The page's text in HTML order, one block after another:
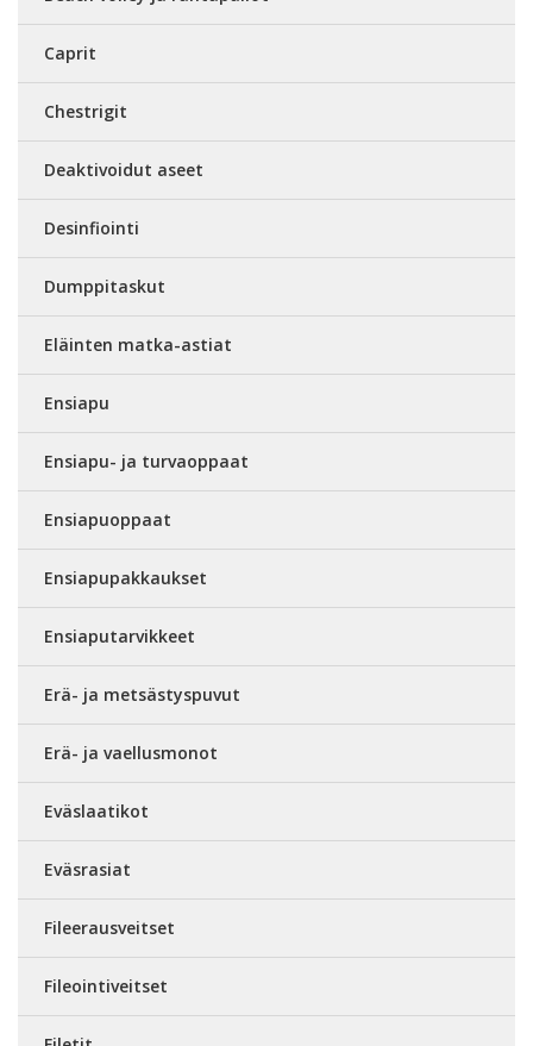
Caprit
Chestrigit
Deaktivoidut aseet
Desinfiointi
Dumppitaskut
Eläinten matka-astiat
Ensiapu
Ensiapu- ja turvaoppaat
Ensiapuoppaat
Ensiapupakkaukset
Ensiaputarvikkeet
Erä- ja metsästyspuvut
Erä- ja vaellusmonot
Eväslaatikot
Eväsrasiat
Fileerausveitset
Fileointiveitset